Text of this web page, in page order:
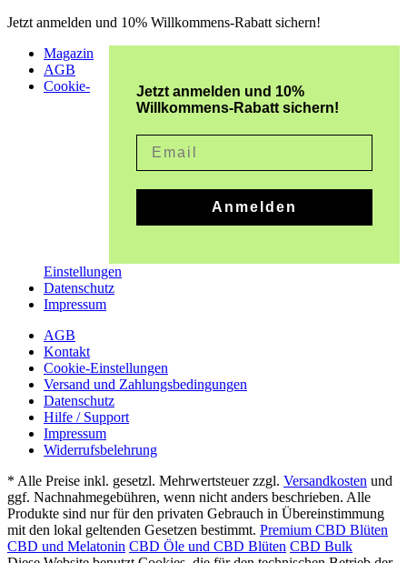
Jetzt anmelden und 10% Willkommens-Rabatt sichern!
Jetzt anmelden und 10%
Willkommens-Rabatt sichern!
Anmelden
Magazin
AGB
Cookie-
Einstellungen
Datenschutz
Impressum
AGB
Kontakt
Cookie-Einstellungen
Versand und Zahlungsbedingungen
Datenschutz
Hilfe / Support
Impressum
Widerrufsbelehrung
* Alle Preise inkl. gesetzl. Mehrwertsteuer zzgl. Versandkosten und
ggf. Nachnahmegebühren, wenn nicht anders beschrieben. Alle
Produkte sind nur für den privaten Gebrauch in Übereinstimmung
mit den lokal geltenden Gesetzen bestimmt. Premium CBD Blüten
CBD und Melatonin CBD Öle und CBD Blüten CBD Bulk